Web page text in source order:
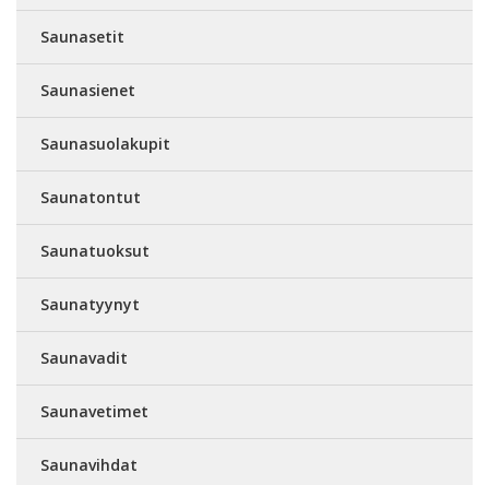
Saunasetit
Saunasienet
Saunasuolakupit
Saunatontut
Saunatuoksut
Saunatyynyt
Saunavadit
Saunavetimet
Saunavihdat